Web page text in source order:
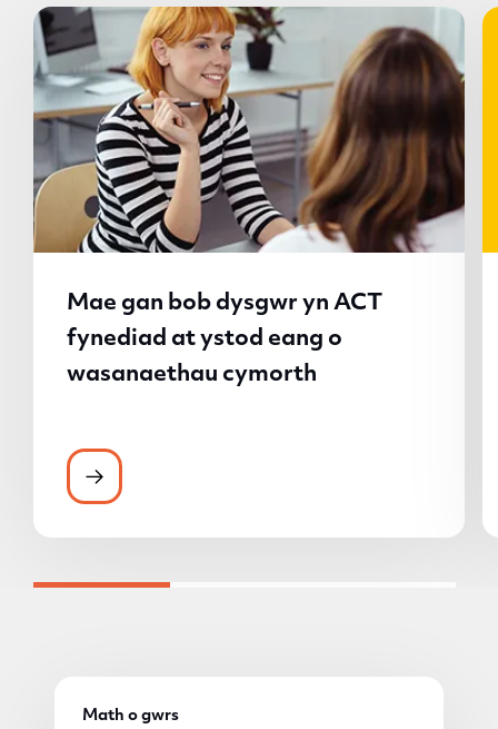
Mae gan bob dysgwr yn ACT
fynediad at ystod eang o
wasanaethau cymorth
Mae gan bob dysgwr yn ACT fynediad at
Math o gwrs